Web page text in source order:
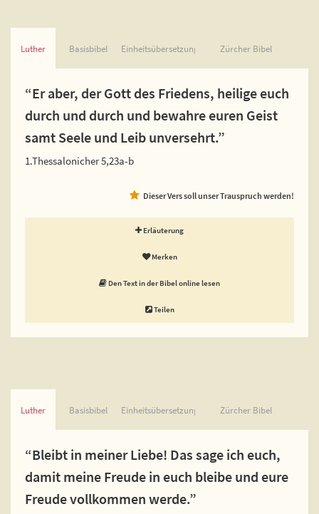
Luther Basisbibel Einheitsübersetzung Zürcher Bibel
“Er aber, der Gott des Friedens, heilige euch
durch und durch und bewahre euren Geist
samt Seele und Leib unversehrt.”
1.Thessalonicher 5,23a-b
Dieser Vers soll unser Trauspruch werden!
Erläuterung
Merken
Den Text in der Bibel online lesen
Teilen
Luther Basisbibel Einheitsübersetzung Zürcher Bibel
“Bleibt in meiner Liebe! Das sage ich euch,
damit meine Freude in euch bleibe und eure
Freude vollkommen werde.”